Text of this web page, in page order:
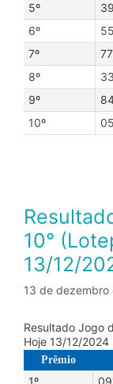
5º
6º
7º
8º
9º
10º
10°
13/12/
13 de dezembro
Resultado Jogo
Hoje 13/12/2024
Prêmio